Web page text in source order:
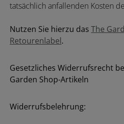
tatsächlich anfallenden Kosten
Nutzen Sie hierzu das The
Retourenlabel.
Gesetzliches Widerrufsrecht
Garden Shop-Artikeln
Widerrufsbelehrung: